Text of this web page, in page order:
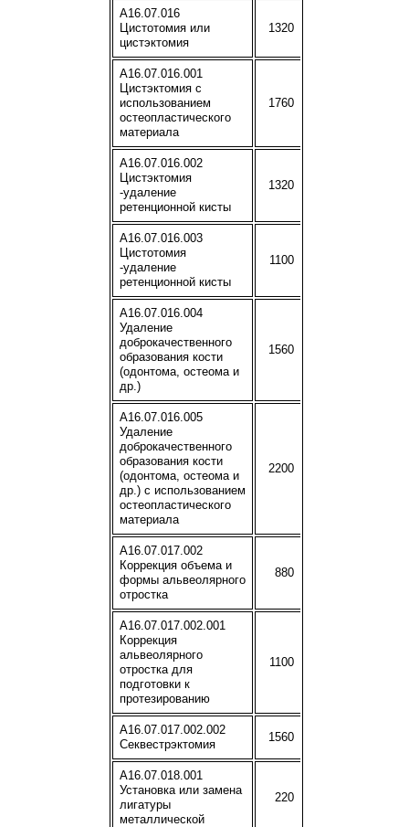
A16.07.016
Цистотомия или
цистэктомия
1320
A16.07.016.001
Цистэктомия с
использованием
остеопластического
материала
1760
A16.07.016.002
Цистэктомия
-удаление
ретенционной кисты
1320
A16.07.016.003
Цистотомия
-удаление
ретенционной кисты
1100
A16.07.016.004
Удаление
доброкачественного
образования кости
(одонтома, остеома и
др.)
1560
A16.07.016.005
Удаление
доброкачественного
образования кости
(одонтома, остеома и
др.) с использованием
остеопластического
материала
2200
A16.07.017.002
Коррекция объема и
формы альвеолярного
отростка
880
A16.07.017.002.001
Коррекция
альвеолярного
отростка для
подготовки к
протезированию
1100
A16.07.017.002.002
Секвестрэктомия
1560
A16.07.018.001
Установка или замена
лигатуры
металлической
220